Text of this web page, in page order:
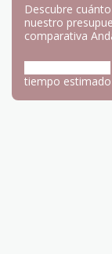
Descubre
nuestro
comparativa
tiempo